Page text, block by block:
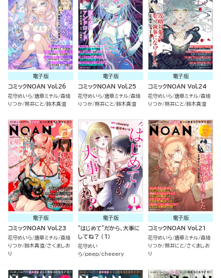
電子版
コミックNOAN Vol.26
花守めいら 唐草ミチル 森埼
りつか 照井にと 鈴木真澄
電子版
コミックNOAN Vol.25
花守めいら 唐草ミチル 森埼
りつか 照井にと 鈴木真澄
電子版
コミックNOAN Vol.24
花守めいら 唐草ミチル 森埼
りつか 照井にと 鈴木真澄
電子版
コミックNOAN Vol.23
花守めいら 唐草ミチル 森埼
りつか 鈴木真澄 さくましお
り
電子版
“はじめて”だから、大事に
してね？ （1）
花守めい
ら
peep cheeery
電子版
コミックNOAN Vol.21
花守めいら 唐草ミチル 森埼
りつか 照井にと さくましお
り